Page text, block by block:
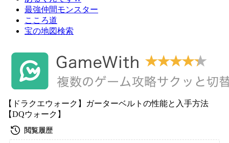
最強仲間モンスター
こころ道
宝の地図検索
【ドラクエウォーク】ガーターベルトの性能と入手方法
【DQウォーク】